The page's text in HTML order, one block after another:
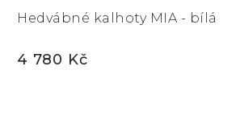
Hedvábné kalhoty MIA - bílá
4 780 Kč